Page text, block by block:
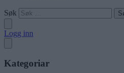
Søk
Logg inn
Kategoriar